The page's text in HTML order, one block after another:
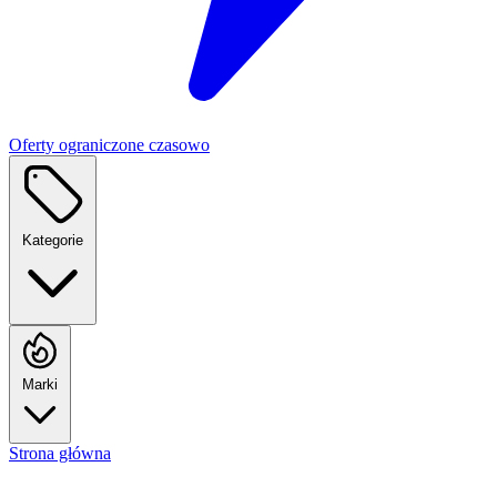
Oferty ograniczone czasowo
Kategorie
Marki
Strona główna